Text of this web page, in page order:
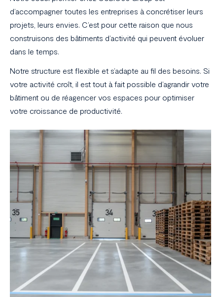
d’accompagner toutes les entreprises à concrétiser leurs
projets, leurs envies. C’est pour cette raison que nous
construisons des bâtiments d’activité qui peuvent évoluer
dans le temps.
Notre structure est flexible et s’adapte au fil des besoins. Si
votre activité croît, il est tout à fait possible d’agrandir votre
bâtiment ou de réagencer vos espaces pour optimiser
votre croissance de productivité.